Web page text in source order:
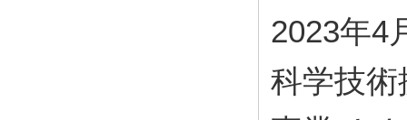
2023年4
科学技